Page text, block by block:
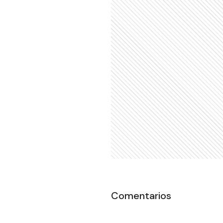
Comentarios